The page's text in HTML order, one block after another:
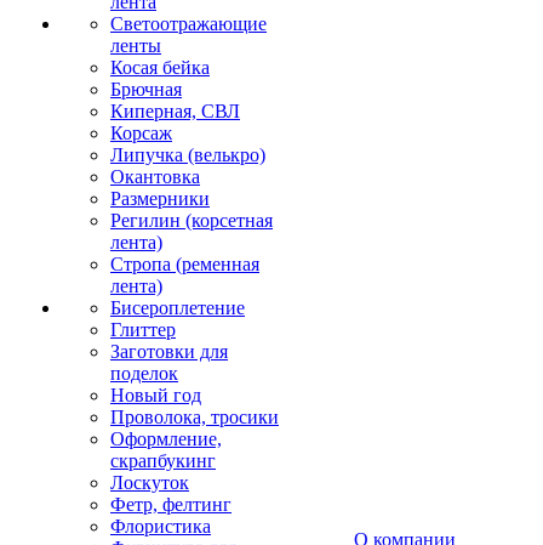
Светоотражающие
ленты
Косая бейка
Брючная
Киперная, СВЛ
Корсаж
Липучка (велькро)
Окантовка
Размерники
Регилин (корсетная
лента)
Стропа (ременная
лента)
Бисероплетение
Глиттер
Заготовки для
поделок
Новый год
Проволока, тросики
Оформление,
скрапбукинг
Лоскуток
Фетр, фелтинг
Флористика
О компании